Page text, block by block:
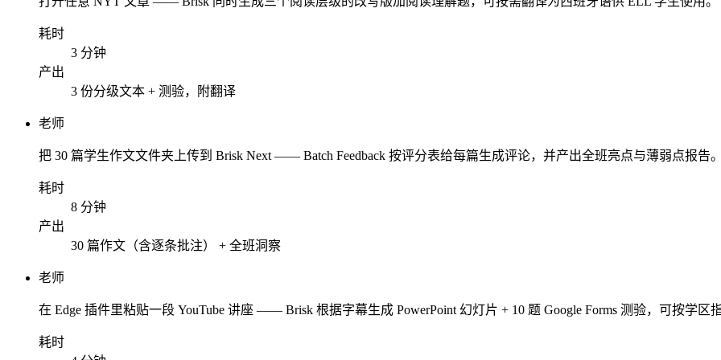
耗时
3 分钟
产出
3 份分级文本 + 测验，附翻译
老师
把 30 篇学生作文文件夹上传到 Brisk Next —— Batch Feedback 按评分表给每篇生成评论，并产出全班亮点与薄弱点报告。
耗时
8 分钟
产出
30 篇作文（含逐条批注） + 全班洞察
老师
在 Edge 插件里粘贴一段 YouTube 讲座 —— Brisk 根据字幕生成 PowerPoint 幻灯片 + 10 题 Google Forms 测验，可按学区
耗时